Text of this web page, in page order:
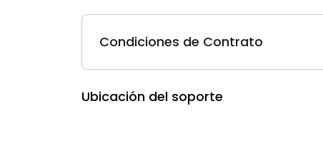
Condiciones de Contrato
Ubicación del soporte